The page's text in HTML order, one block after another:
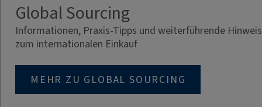
Global Sourcing
Informationen, Praxis-Tipps und weiterführende
zum internationalen Einkauf
MEHR ZU GLOBAL SOURCING